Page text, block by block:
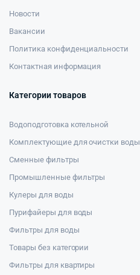
Новости
Вакансии
Политика конфиденциальности
Контактная информация
Категории товаров
Водоподготовка котельной
Комплектующие для очистки воды
Сменные фильтры
Промышленные фильтры
Кулеры для воды
Пурифайеры для воды
Фильтры для воды
Товары без категории
Фильтры для квартиры